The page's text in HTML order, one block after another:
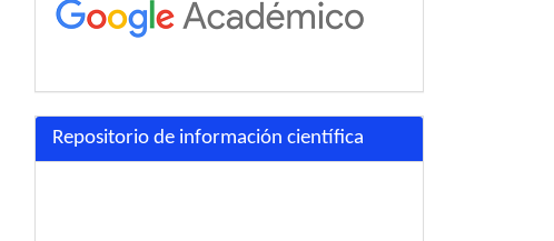
Repositorio de información científica